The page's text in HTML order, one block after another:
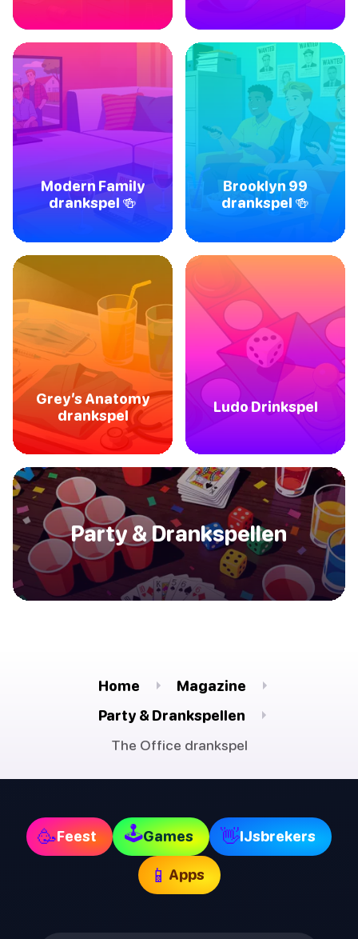
Modern Family
drankspel 🍻
Brooklyn 99
drankspel 🍻
Grey’s Anatomy
drankspel
Ludo Drinkspel
Party & Drankspellen
Home
Magazine
Party & Drankspellen
The Office drankspel
🥳Feest 🕹Games 👋IJsbrekers
📱 Apps